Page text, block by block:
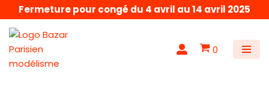
Aller
au
contenu
Fermeture pour congé du 4 avril au 14 avril 2025
0